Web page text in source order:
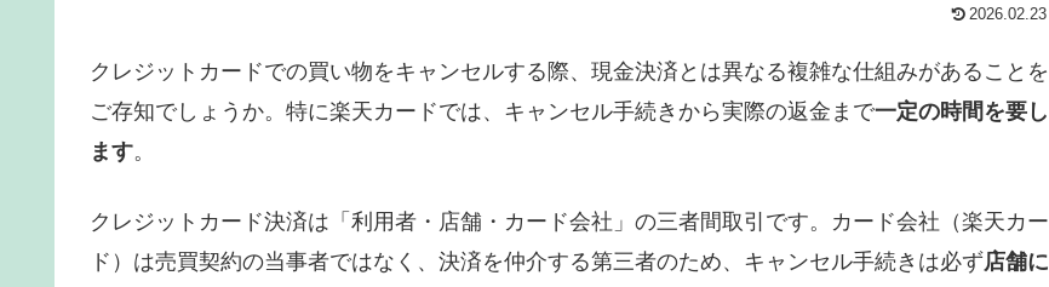
2026.02.23
クレジットカードでの買い物をキャンセルする際、現金決済とは異なる複雑な仕組みがあることを
ご存知でしょうか。特に楽天カードでは、キャンセル手続きから実際の返金まで一定の時間を要し
ます。
クレジットカード決済は「利用者・店舗・カード会社」の三者間取引です。 カード会社（楽天カー
ド）は売買契約の当事者ではなく、決済を仲介する第三者のため、キャンセル手続きは必ず店舗に